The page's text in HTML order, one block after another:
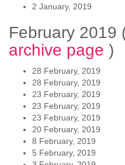
2 January, 2019
February 2019
archive page )
28 February, 2019
28 February, 2019
23 February, 2019
23 February, 2019
23 February, 2019
20 February, 2019
8 February, 2019
5 February, 2019